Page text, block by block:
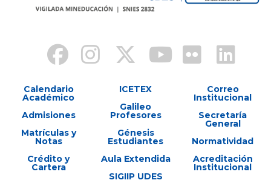
Calendario
Académico
Admisiones
Matrículas y
Notas
Crédito y
Cartera
ICETEX
Galileo
Profesores
Génesis
Estudiantes
Aula Extendida
SIGIIP UDES
Correo
Institucional
Secretaría
General
Normatividad
Acreditación
Institucional